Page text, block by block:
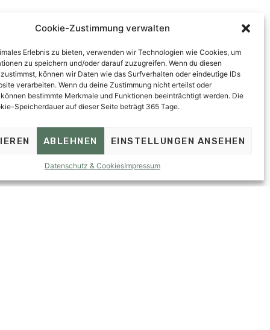
Cookie-Zustimmung verwalten
Erlebnis zu bieten, verwenden wir Technologien wie Cookies, um
zu speichern und/oder darauf zuzugreifen. Wenn du diesen
können wir Daten wie das Surfverhalten oder eindeutige IDs
verarbeiten. Wenn du deine Zustimmung nicht erteilst oder
bestimmte Merkmale und Funktionen beeinträchtigt werden. Die
Speicherdauer auf dieser Seite beträgt 365 Tage.
ABLEHNEN EINSTELLUNGEN ANSEHEN
Datenschutz & CookiesImpressum
Genießen Sie das
Adventzeit in den Bergen.